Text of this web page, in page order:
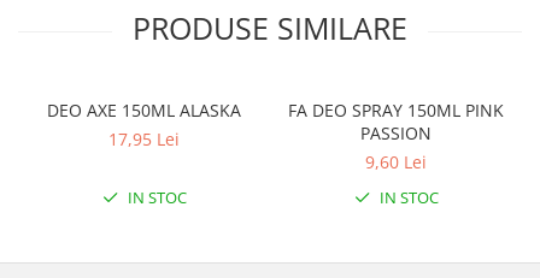
PRODUSE SIMILARE
DEO AXE 150ML ALASKA
17,95 Lei
IN STOC
FA DEO SPRAY 150ML PINK
PASSION
9,60 Lei
IN STOC